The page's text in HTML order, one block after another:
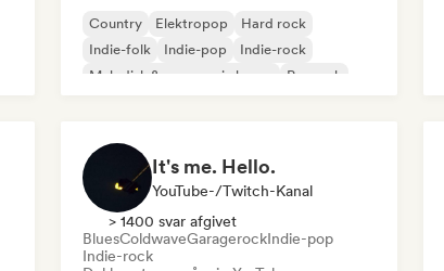
Country Elektropop
Hard rock
Indie-folk
Indie-pop
Indie-rock
Melodisk & progressiv house
Poprock
It's me. Hello.
YouTube-/Twitch-Kanal
> 1400 svar afgivet
BluesColdwaveGaragerockIndie-pop
Indie-rock